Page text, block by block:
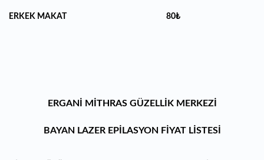
ERKEK MAKAT 80₺
ERGANİ MİTHRAS GÜZELLİK MERKEZİ
BAYAN LAZER EPİLASYON FİYAT LİSTESİ